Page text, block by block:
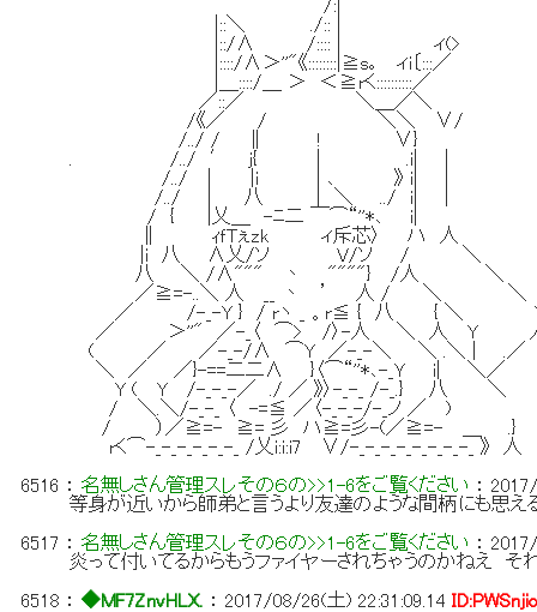
/:|
|::＼ ./:: |
|::/∧ /:::: | ィ(>
|::::/∧＞''"《::::::::|≧s｡ ィi〔:::／
|＿::::/＿ ＞ ＜≧rく::::::::::／
／::／ ＼＿／＼
/《／ / ＼＼ ∨/
/../ / ∥ ! ∨}
. /../ ′ ｊ{ | .i| |
/../ | |i | ､ 》 i| |
/../ | 八 | ＼ ../ i| |
/ { |乂＿ -ﾆ二 ￣⌒“''*､ i|
∥ ｨｆTぇzk ィ斥芯〉 ハ 人
|i 八 ∧乂/ソ V/ソ / ＼
八 ＼ /∧""" 丶 """"} /人 ＼
／≧=-..＼ 人 __ 丶 ’ 人 / ＼ ＼
／ /-_-Y } / rヽ _ 。r≦ { 八 { ＼ Y ん？
／ ＞''" ／-_〈 ⌒> /〉-人 ＼ 人 Y
( ／ ／-_-/∧ ⌒Y ／-_-＼ ＼ .＼ | .／ 気
＼ ／ ／}-==二二∧ }〈⌒“''*､-_Ｙ i| ＼／
Y ( Y /-_-_-／ ./ ／ 》〉-_-_ /-_.} 八
/ ＼.＼/-_-_ 〈 -=≦ ／〈-_-_-/-_ノ ／ )
/ ）／≧=- ≧= 彡 ハ≧=彡-(／≧=- ＿ .}
rく⌒-_-_-_-_-_-_ /乂i:i:i7 ∨/-_-_-_-_-_-_-_-_ 》 人
6516 ：名無しさん管理スレその６の>>1-6をご覧ください ：
等身が近いから師弟と言うより友達のような間柄にも思え
6517 ：名無しさん管理スレその６の>>1-6をご覧ください ：
炎って付いてるからもうファイヤーされちゃうのかねえ
6518 ：◆MF7ZnvHLX. ：2017/08/26(土) 22:31:09.14